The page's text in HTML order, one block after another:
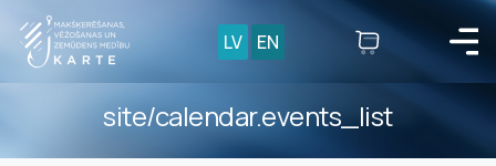
LV EN
site/calendar.events_list